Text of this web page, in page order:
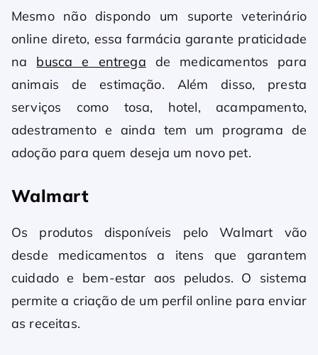
Mesmo não dispondo um suporte veterinário
online direto, essa farmácia garante praticidade
na busca e entrega de medicamentos para
animais de estimação. Além disso, presta
serviços como tosa, hotel, acampamento,
adestramento e ainda tem um programa de
adoção para quem deseja um novo pet.
Walmart
Os produtos disponíveis pelo Walmart vão
desde medicamentos a itens que garantem
cuidado e bem-estar aos peludos. O sistema
permite a criação de um perfil online para enviar
as receitas.